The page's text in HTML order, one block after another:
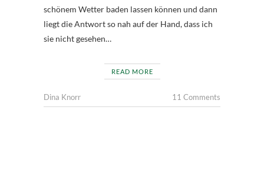
schönem Wetter baden lassen können und dann
liegt die Antwort so nah auf der Hand, dass ich
sie nicht gesehen…
READ MORE
Dina Knorr 11 Comments